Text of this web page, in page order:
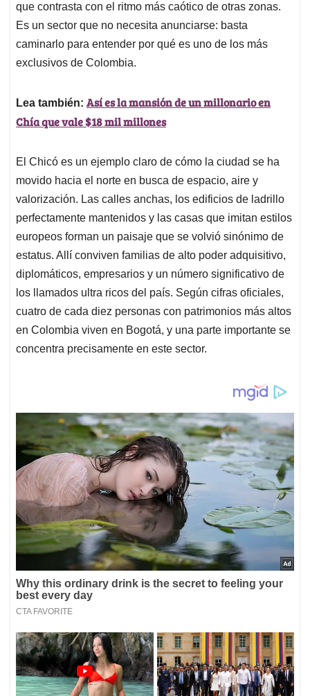
que contrasta con el ritmo más caótico de otras zonas.
Es un sector que no necesita anunciarse: basta
caminarlo para entender por qué es uno de los más
exclusivos de Colombia.
Lea también: Así es la mansión de un millonario en
Chía que vale $18 mil millones
El Chicó es un ejemplo claro de cómo la ciudad se ha
movido hacia el norte en busca de espacio, aire y
valorización. Las calles anchas, los edificios de ladrillo
perfectamente mantenidos y las casas que imitan estilos
europeos forman un paisaje que se volvió sinónimo de
estatus. Allí conviven familias de alto poder adquisitivo,
diplomáticos, empresarios y un número significativo de
los llamados ultra ricos del país. Según cifras oficiales,
cuatro de cada diez personas con patrimonios más altos
en Colombia viven en Bogotá, y una parte importante se
concentra precisamente en este sector.